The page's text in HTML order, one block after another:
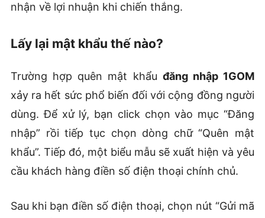
nhận về lợi nhuận khi chiến thắng.
Lấy lại mật khẩu thế nào?
Trường hợp quên mật khẩu đăng nhập 1GOM
xảy ra hết sức phổ biến đối với cộng đồng người
dùng. Để xử lý, bạn click chọn vào mục “Đăng
nhập” rồi tiếp tục chọn dòng chữ “Quên mật
khẩu”. Tiếp đó, một biểu mẫu sẽ xuất hiện và yêu
cầu khách hàng điền số điện thoại chính chủ.
Sau khi bạn điền số điện thoại, chọn nút “Gửi mã